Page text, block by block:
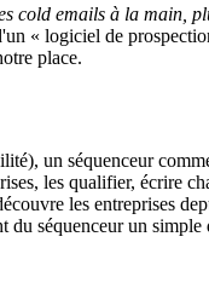
cold emails à la main,
« logiciel de
place.
un séquenceur
les qualifier, écrire
les entreprises
du séquenceur un